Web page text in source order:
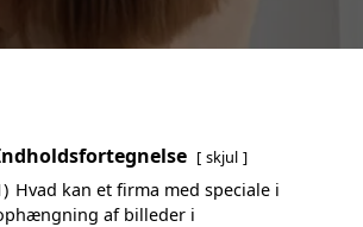
skjul
Hvad kan et firma med speciale i
af billeder i